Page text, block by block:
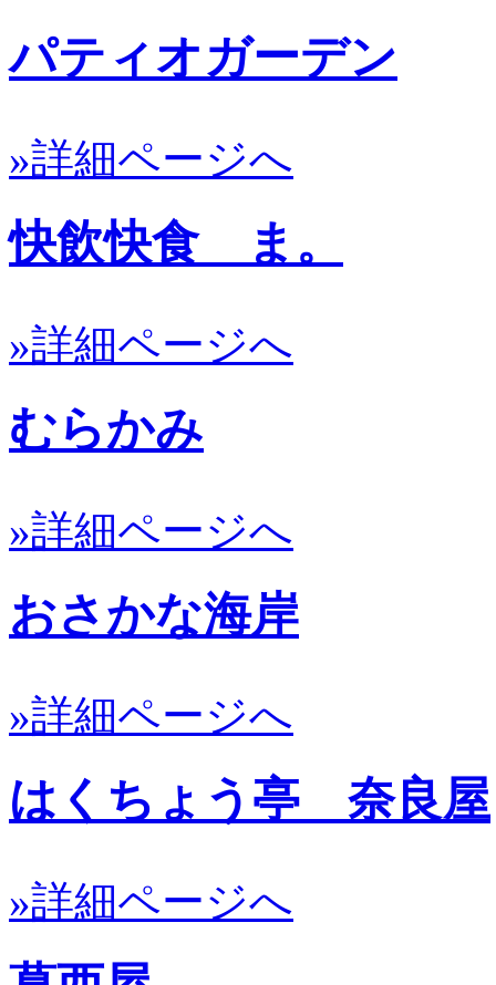
パティオガーデン
»詳細ページへ
快飲快食 ま。
»詳細ページへ
むらかみ
»詳細ページへ
おさかな海岸
»詳細ページへ
はくちょう亭 奈良屋
»詳細ページへ